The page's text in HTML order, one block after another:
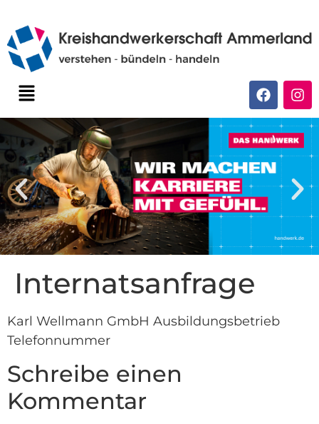
Internatsanfrage
Karl Wellmann GmbH Ausbildungsbetrieb
Telefonnummer
Schreibe einen
Kommentar